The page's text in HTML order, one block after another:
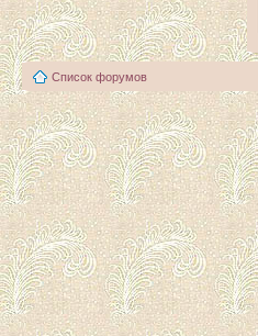
Список форумов